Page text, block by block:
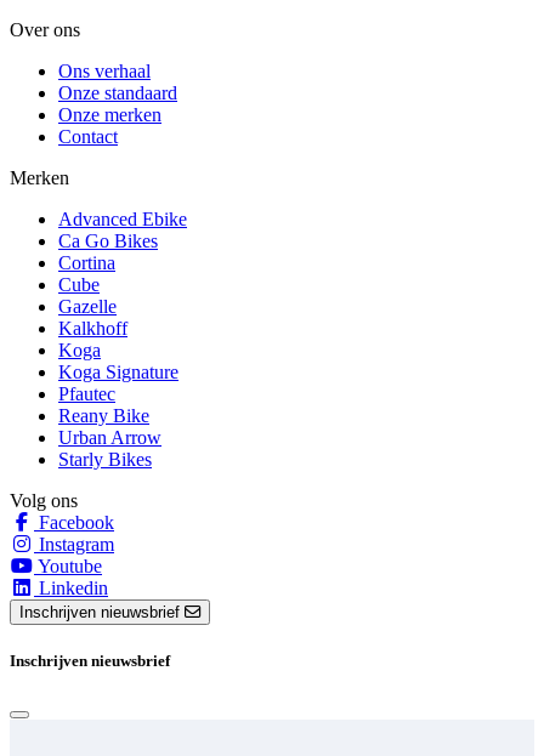
Over ons
Ons verhaal
Onze standaard
Onze merken
Contact
Merken
Advanced Ebike
Ca Go Bikes
Cortina
Cube
Gazelle
Kalkhoff
Koga
Koga Signature
Pfautec
Reany Bike
Urban Arrow
Starly Bikes
Volg ons
Facebook
Instagram
Youtube
Linkedin
Inschrijven nieuwsbrief
Inschrijven nieuwsbrief